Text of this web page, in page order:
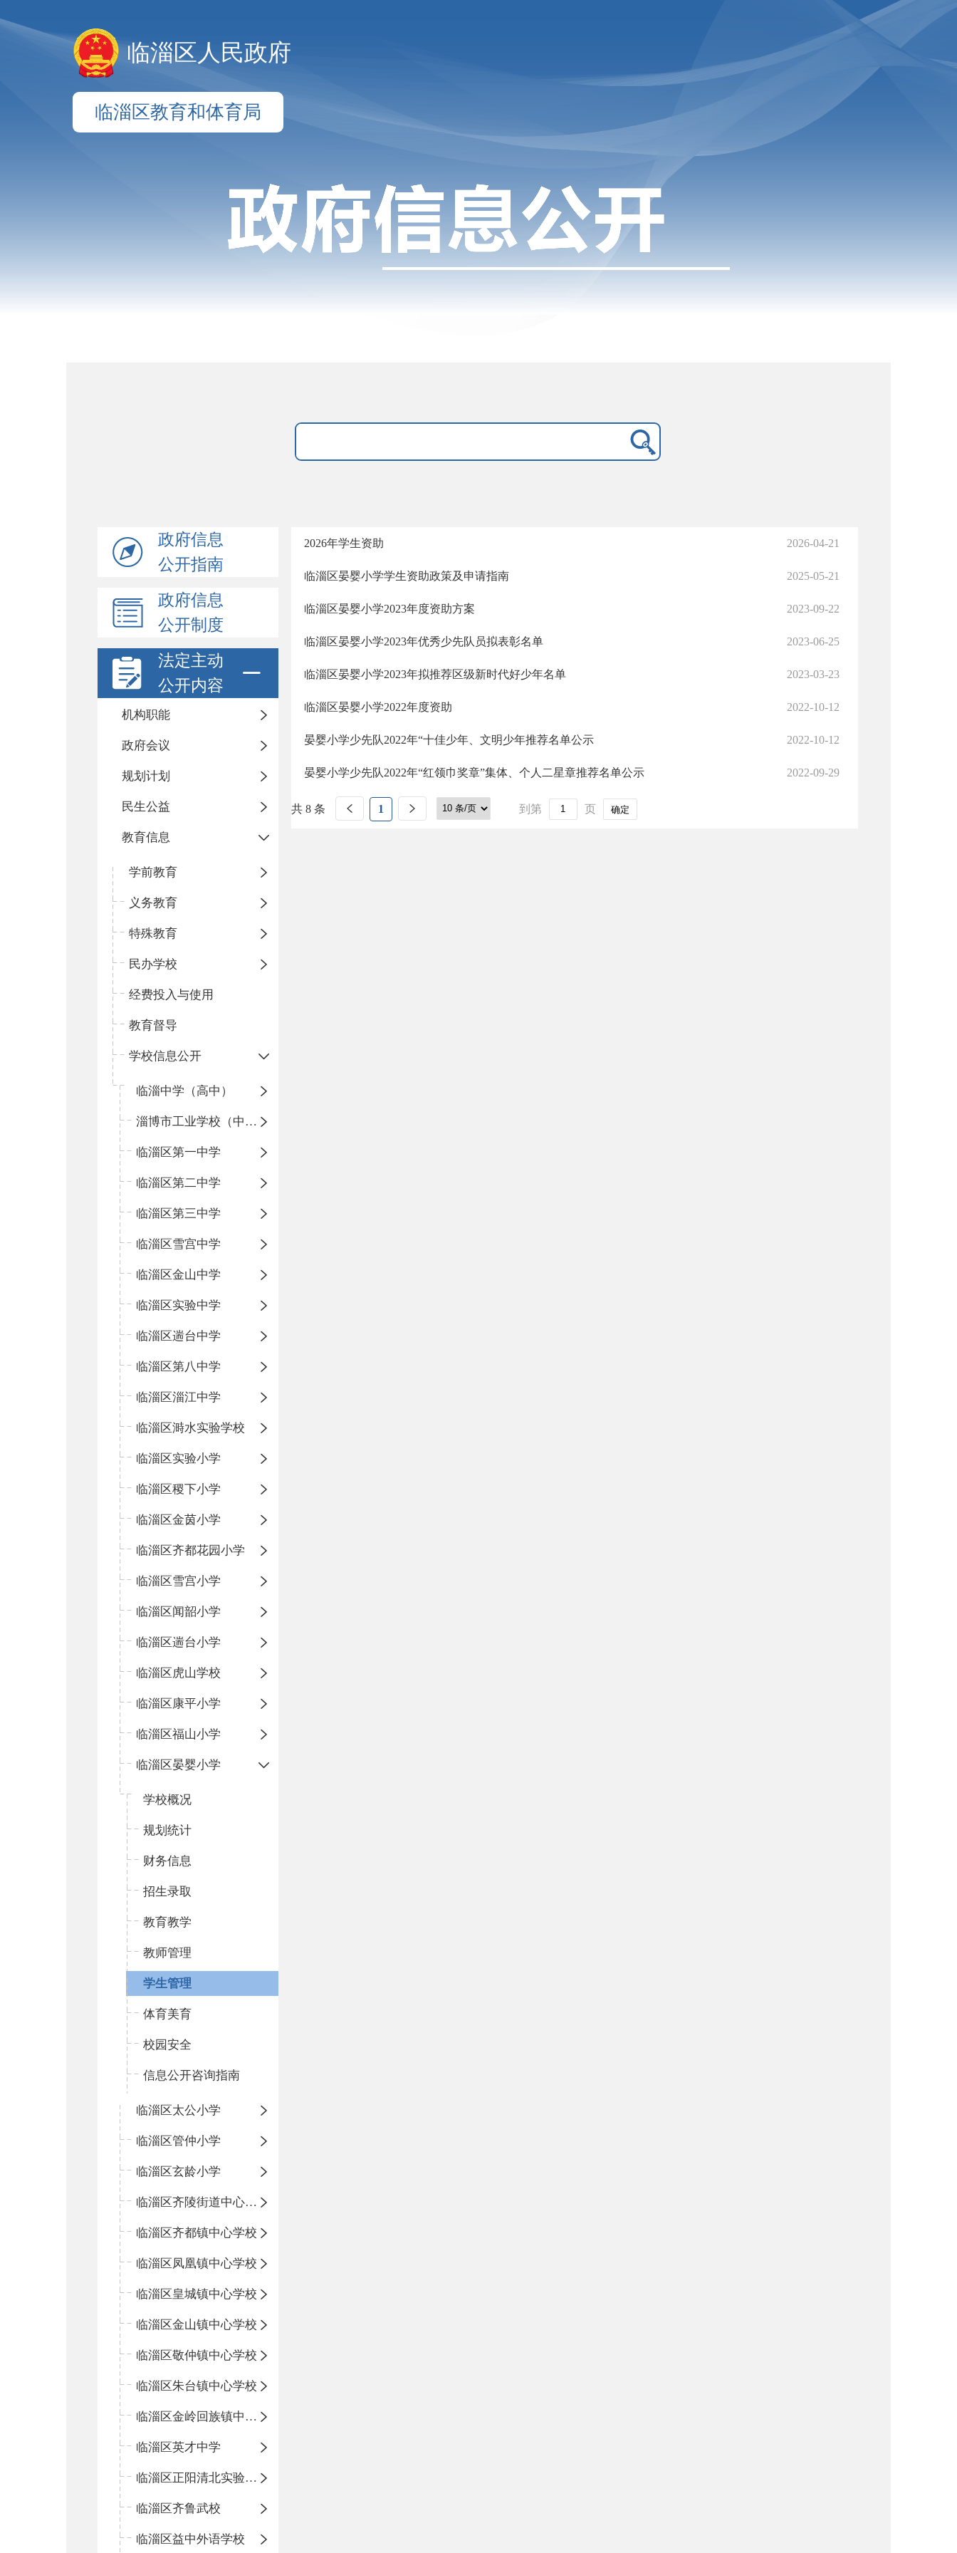
临淄区人民政府
临淄区教育和体育局
政府信息
公开指南
政府信息
公开制度
法定主动
公开内容
机构职能
政府会议
规划计划
民生公益
教育信息
学前教育
义务教育
特殊教育
民办学校
经费投入与使用
教育督导
学校信息公开
临淄中学（高中）
淄博市工业学校（中职学校）
临淄区第一中学
临淄区第二中学
临淄区第三中学
临淄区雪宫中学
临淄区金山中学
临淄区实验中学
临淄区遄台中学
临淄区第八中学
临淄区淄江中学
临淄区溡水实验学校
临淄区实验小学
临淄区稷下小学
临淄区金茵小学
临淄区齐都花园小学
临淄区雪宫小学
临淄区闻韶小学
临淄区遄台小学
临淄区虎山学校
临淄区康平小学
临淄区福山小学
临淄区晏婴小学
学校概况
规划统计
财务信息
招生录取
教育教学
教师管理
学生管理
体育美育
校园安全
信息公开咨询指南
临淄区太公小学
临淄区管仲小学
临淄区玄龄小学
临淄区齐陵街道中心学校
临淄区齐都镇中心学校
临淄区凤凰镇中心学校
临淄区皇城镇中心学校
临淄区金山镇中心学校
临淄区敬仲镇中心学校
临淄区朱台镇中心学校
临淄区金岭回族镇中心学校
临淄区英才中学
临淄区正阳清北实验学校
临淄区齐鲁武校
临淄区益中外语学校
2026年学生资助 2026-04-21
临淄区晏婴小学学生资助政策及申请指南 2025-05-21
临淄区晏婴小学2023年度资助方案 2023-09-22
临淄区晏婴小学2023年优秀少先队员拟表彰名单 2023-06-25
临淄区晏婴小学2023年拟推荐区级新时代好少年名单 2023-03-23
临淄区晏婴小学2022年度资助 2022-10-12
晏婴小学少先队2022年“十佳少年、文明少年推荐名单公示 2022-10-12
晏婴小学少先队2022年“红领巾奖章”集体、个人二星章推荐名单公示 2022-09-29
共 8 条 1 到第 页 确定